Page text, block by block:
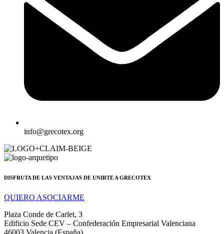
info@grecotex.org
DISFRUTA DE LAS VENTAJAS DE UNIRTE A GRECOTEX
QUIERO ASOCIARME
Plaza Conde de Carlet, 3
Edificio Sede CEV – Confederación Empresarial Valenciana
46003 Valencia (España)